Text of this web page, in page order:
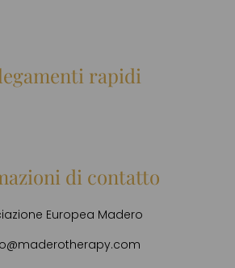
rapidi
di contatto
Europea Madero